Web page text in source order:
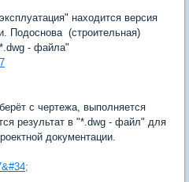
находится версия
Подоснова (строительная)
- файла"
с чертежа, выполняется
результат в "*.dwg - файл" для
документации.